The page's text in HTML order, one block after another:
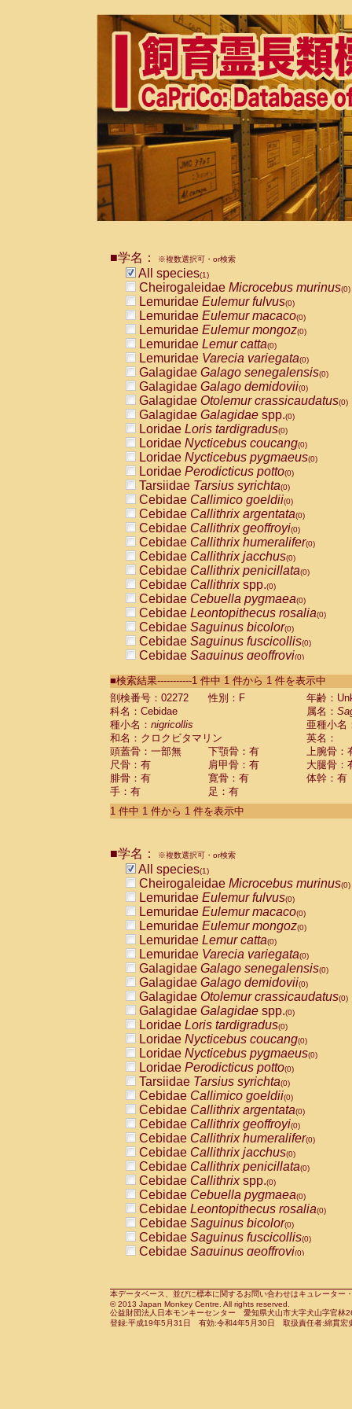
■学名： ※複数選択可・or検索
All species(1)
Cheirogaleidae Microcebus murinus(0)
Lemuridae Eulemur fulvus(0)
Lemuridae Eulemur macaco(0)
Lemuridae Eulemur mongoz(0)
Lemuridae Lemur catta(0)
Lemuridae Varecia variegata(0)
Galagidae Galago senegalensis(0)
Galagidae Galago demidovii(0)
Galagidae Otolemur crassicaudatus(0)
Galagidae Galagidae spp.(0)
Loridae Loris tardigradus(0)
Loridae Nycticebus coucang(0)
Loridae Nycticebus pygmaeus(0)
Loridae Perodicticus potto(0)
Tarsiidae Tarsius syrichta(0)
Cebidae Callimico goeldii(0)
Cebidae Callithrix argentata(0)
Cebidae Callithrix geoffroyi(0)
Cebidae Callithrix humeralifer(0)
Cebidae Callithrix jacchus(0)
Cebidae Callithrix penicillata(0)
Cebidae Callithrixspp.(0)
Cebidae Cebuella pygmaea(0)
Cebidae Leontopithecus rosalia(0)
Cebidae Saguinus bicolor(0)
Cebidae Saguinus fuscicollis(0)
Cebidae Saguinus geoffroyi(0)
CebidaeSaguinus labiatus(0)
Cebidae Saguinus leucopus (0)
Cebidae
CebidaeSaguinus mystax
CebidaeSaguinus nigricollis (1)
Cebidae Saguinus oedipus
Cebidae Saguinus weddelli
Cebidae Saguinusspp.
Cebidae Aotus trivirgatus
Cebidae Cebus albifrons
CebidaeCebus nigrivittatus
CebidaeCebus
CebidaeSaimiri boliviensis(0)
CebidaeSaimiri sciureus(0)
AtelidaeAlouatta caraya(0)
AtelidaeAlouatta fusca(0)
AtelidaeAlouatta seniculus
AtelidaeAlouattaspp.(0)
AtelidaeAteles belzebuth(0)
AtelidaeAteles geoffroyi(0)
AtelidaeAteles paniscus(0)
AtelidaeAtelesspp.(0)
Atelidae Lagothrix lagothricha
AtelidaeLagothrix lagothricha cana
PitheciidaeCacajao calvus
PitheciidaeCallicebus cupreus
PitheciidaeCallicebus donacophilus
PitheciidaeCallicebus moloch
PitheciidaeCallicebus torquatus
PitheciidaeCallicebusspp.(0)
PitheciidaeChiropotes satanas(0)
PitheciidaePithecia monachus
PitheciidaePithecia pithecia(0)
CercopithecidaeCercocebus agilis
CercopithecidaeCercocebus
CercopithecidaeCercocebus
CercopithecidaeCercocebus
CercopithecidaeCercocebus
CercopithecidaeCercocebushybrid
CercopithecidaePapio anubis(0)
CercopithecidaePapio cynocephalus
CercopithecidaePapio hamadryas(0)
■検索結果-----------1 件中 1 件から 1 件を表示中
剖検番号：02272
性別：F
年齢：
科名：Cebidae
属名：
種小名： nigricollis
亜種小名
和名：クロクビタマリン
英名：
頭蓋骨：一部無
下顎骨：有
上腕骨：
尺骨：有
肩甲骨：有
大腿骨：
腓骨：有
寛骨：有
体幹：有
手：有
足：有
1 件中 1 件から 1 件を表示中
■学名： ※複数選択可・or検索
All species(1)
Cheirogaleidae Microcebus murinus(0)
Lemuridae Eulemur fulvus(0)
Lemuridae Eulemur macaco(0)
Lemuridae Eulemur mongoz(0)
Lemuridae Lemur catta(0)
Lemuridae Varecia variegata(0)
Galagidae Galago senegalensis(0)
Galagidae Galago demidovii(0)
Galagidae Otolemur crassicaudatus(0)
Galagidae Galagidae spp.(0)
Loridae Loris tardigradus(0)
Loridae Nycticebus coucang(0)
Loridae Nycticebus pygmaeus(0)
Loridae Perodicticus potto(0)
Tarsiidae Tarsius syrichta(0)
Cebidae Callimico goeldii(0)
Cebidae Callithrix argentata(0)
Cebidae Callithrix geoffroyi(0)
Cebidae Callithrix humeralifer(0)
Cebidae Callithrix jacchus(0)
Cebidae Callithrix penicillata(0)
Cebidae Callithrixspp.(0)
Cebidae Cebuella pygmaea(0)
Cebidae Leontopithecus rosalia(0)
Cebidae Saguinus bicolor(0)
Cebidae Saguinus fuscicollis(0)
Cebidae Saguinus geoffroyi(0)
CebidaeSaguinus leucopus(0)
CebidaeSaguinus midas(0)
Cebidae Saguinus mystax(0)
本データベース、並びに標本に関するお問い合わせはキュレータ
© 2013 Japan Monkey Centre. All rights reserved.
公益財団法人日本モンキーセンター 愛知県犬山市大字犬山字官
登録:平成19年5月31日 有効:令和4年5月30日 取扱責任者:綿貫宏